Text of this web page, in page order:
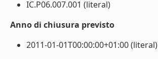
IC.P06.007.001 (literal)
Anno di chiusura previsto
2011-01-01T00:00:00+01:00 (literal)